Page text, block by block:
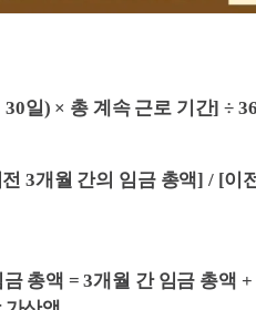
일) × 총 계속 근로 기간] ÷
3개월 간의 임금 총액] / [이
총액 = 3개월 간 임금 총액 +